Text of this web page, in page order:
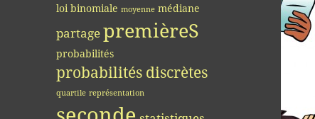
loi binomiale moyenne médiane
partagepremièreS
probabilités
probabilités discrètes
quartile représentation